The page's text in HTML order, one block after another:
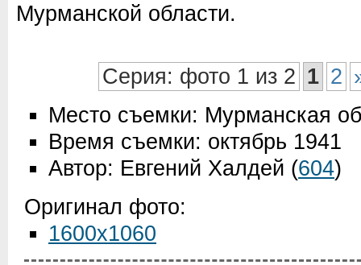
Мурманской области.
Серия: фото 1 из 2 1 2
Место съемки: Мурманская
Время съемки: октябрь 1941
Автор: Евгений Халдей (604)
Оригинал фото:
1600x1060